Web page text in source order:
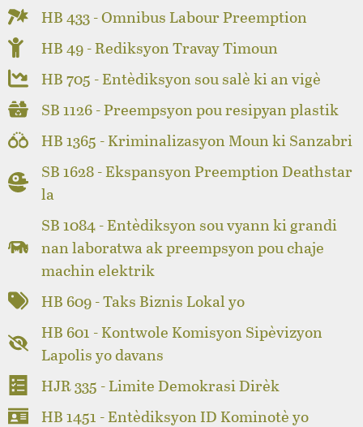
HB 433 - Omnibus Labour Preemption
HB 49 - Rediksyon Travay Timoun
HB 705 - Entèdiksyon sou salè ki an vigè
SB 1126 - Preempsyon pou resipyan plastik
HB 1365 - Kriminalizasyon Moun ki Sanzabri
SB 1628 - Ekspansyon Preemption Deathstar
la
SB 1084 - Entèdiksyon sou vyann ki grandi
nan laboratwa ak preempsyon pou chaje
machin elektrik
HB 609 - Taks Biznis Lokal yo
HB 601 - Kontwole Komisyon Sipèvizyon
Lapolis yo davans
HJR 335 - Limite Demokrasi Dirèk
HB 1451 - Entèdiksyon ID Kominotè yo